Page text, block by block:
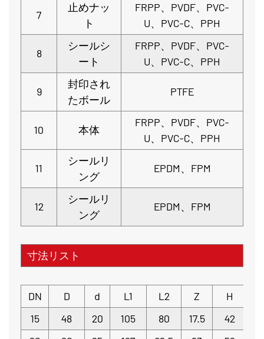
7
止めナッ
ト
FRPP、PVDF、PVC-
U、PVC-C、PPH
8
シールシ
ート
FRPP、PVDF、PVC-
U、PVC-C、PPH
9
封印され
たボール
PTFE
10 本体
FRPP、PVDF、PVC-
U、PVC-C、PPH
11
シールリ
ング
EPDM、FPM
12
シールリ
ング
EPDM、FPM
寸法リスト
DN D d L1 L2 Z
H
15
48 20 105 80 17.5
42